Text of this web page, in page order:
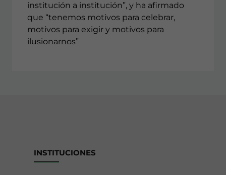
institución a institución”, y ha afirmado
que “tenemos motivos para celebrar,
motivos para exigir y motivos para
ilusionarnos”
INSTITUCIONES